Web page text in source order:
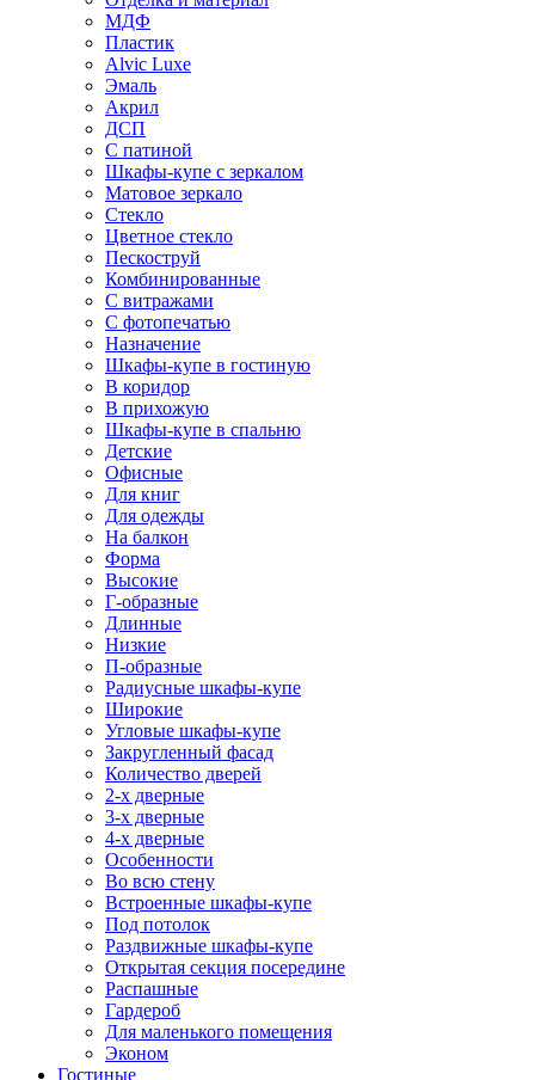
МДФ
Пластик
Alvic Luxe
Эмаль
Акрил
ДСП
С патиной
Шкафы-купе с зеркалом
Матовое зеркало
Стекло
Цветное стекло
Пескоструй
Комбинированные
С витражами
С фотопечатью
Назначение
Шкафы-купе в гостиную
В коридор
В прихожую
Шкафы-купе в спальню
Детские
Офисные
Для книг
Для одежды
На балкон
Форма
Высокие
Г-образные
Длинные
Низкие
П-образные
Радиусные шкафы-купе
Широкие
Угловые шкафы-купе
Закругленный фасад
Количество дверей
2-х дверные
3-х дверные
4-х дверные
Особенности
Во всю стену
Встроенные шкафы-купе
Под потолок
Раздвижные шкафы-купе
Открытая секция посередине
Распашные
Гардероб
Для маленького помещения
Эконом
Гостиные